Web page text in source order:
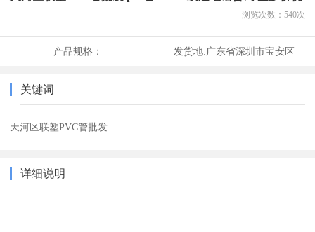
浏览次数： 540次
产品规格： 发货地:广东省深圳市宝安区
关键词
天河区联塑PVC管批发
详细说明